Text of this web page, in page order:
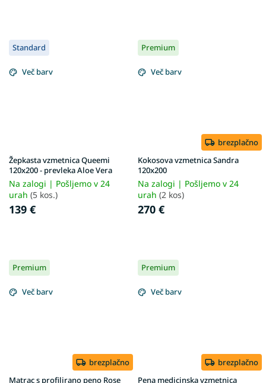
Standard
Več barv
Žepkasta vzmetnica Queemi
120x200 - prevleka Aloe Vera
Na zalogi | Pošljemo v 24
urah (5 kos.)
139 €
Premium
Več barv
brezplačno
Kokosova vzmetnica Sandra
120x200
Na zalogi | Pošljemo v 24
urah (2 kos)
270 €
Premium
Več barv
brezplačno
Matrac s profilirano peno Rose
Premium
Več barv
brezplačno
Pena medicinska vzmetnica